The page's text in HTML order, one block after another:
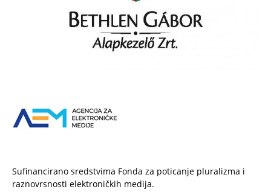
Sufinancirano sredstvima Fonda za poticanje pluralizma i
raznovrsnosti elektroničkih medija.